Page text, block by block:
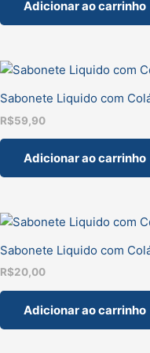
Adicionar ao carrinho
Sabonete Liquido com
R$59,90
Adicionar ao carrinho
Sabonete Liquido com
R$20,00
Adicionar ao carrinho